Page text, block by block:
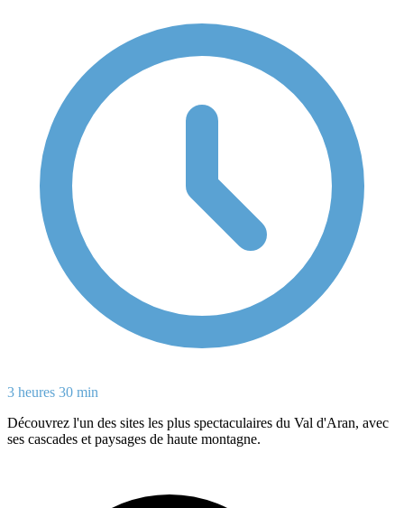
3 heures 30 min
Découvrez l'un des sites les plus spectaculaires du Val d'Aran, avec
ses cascades et paysages de haute montagne.